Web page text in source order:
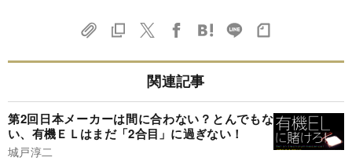
関連記事
第2回日本メーカーは間に合わない？とんでもな
い、有機ＥＬはまだ「2合目」に過ぎない！
城戸淳二